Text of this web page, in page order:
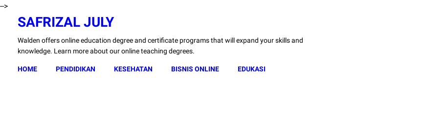
-->
SAFRIZAL JULY
Walden offers online education degree and certificate programs that will expand your skills and
knowledge. Learn more about our online teaching degrees.
HOME PENDIDIKAN KESEHATAN BISNIS ONLINE EDUKASI